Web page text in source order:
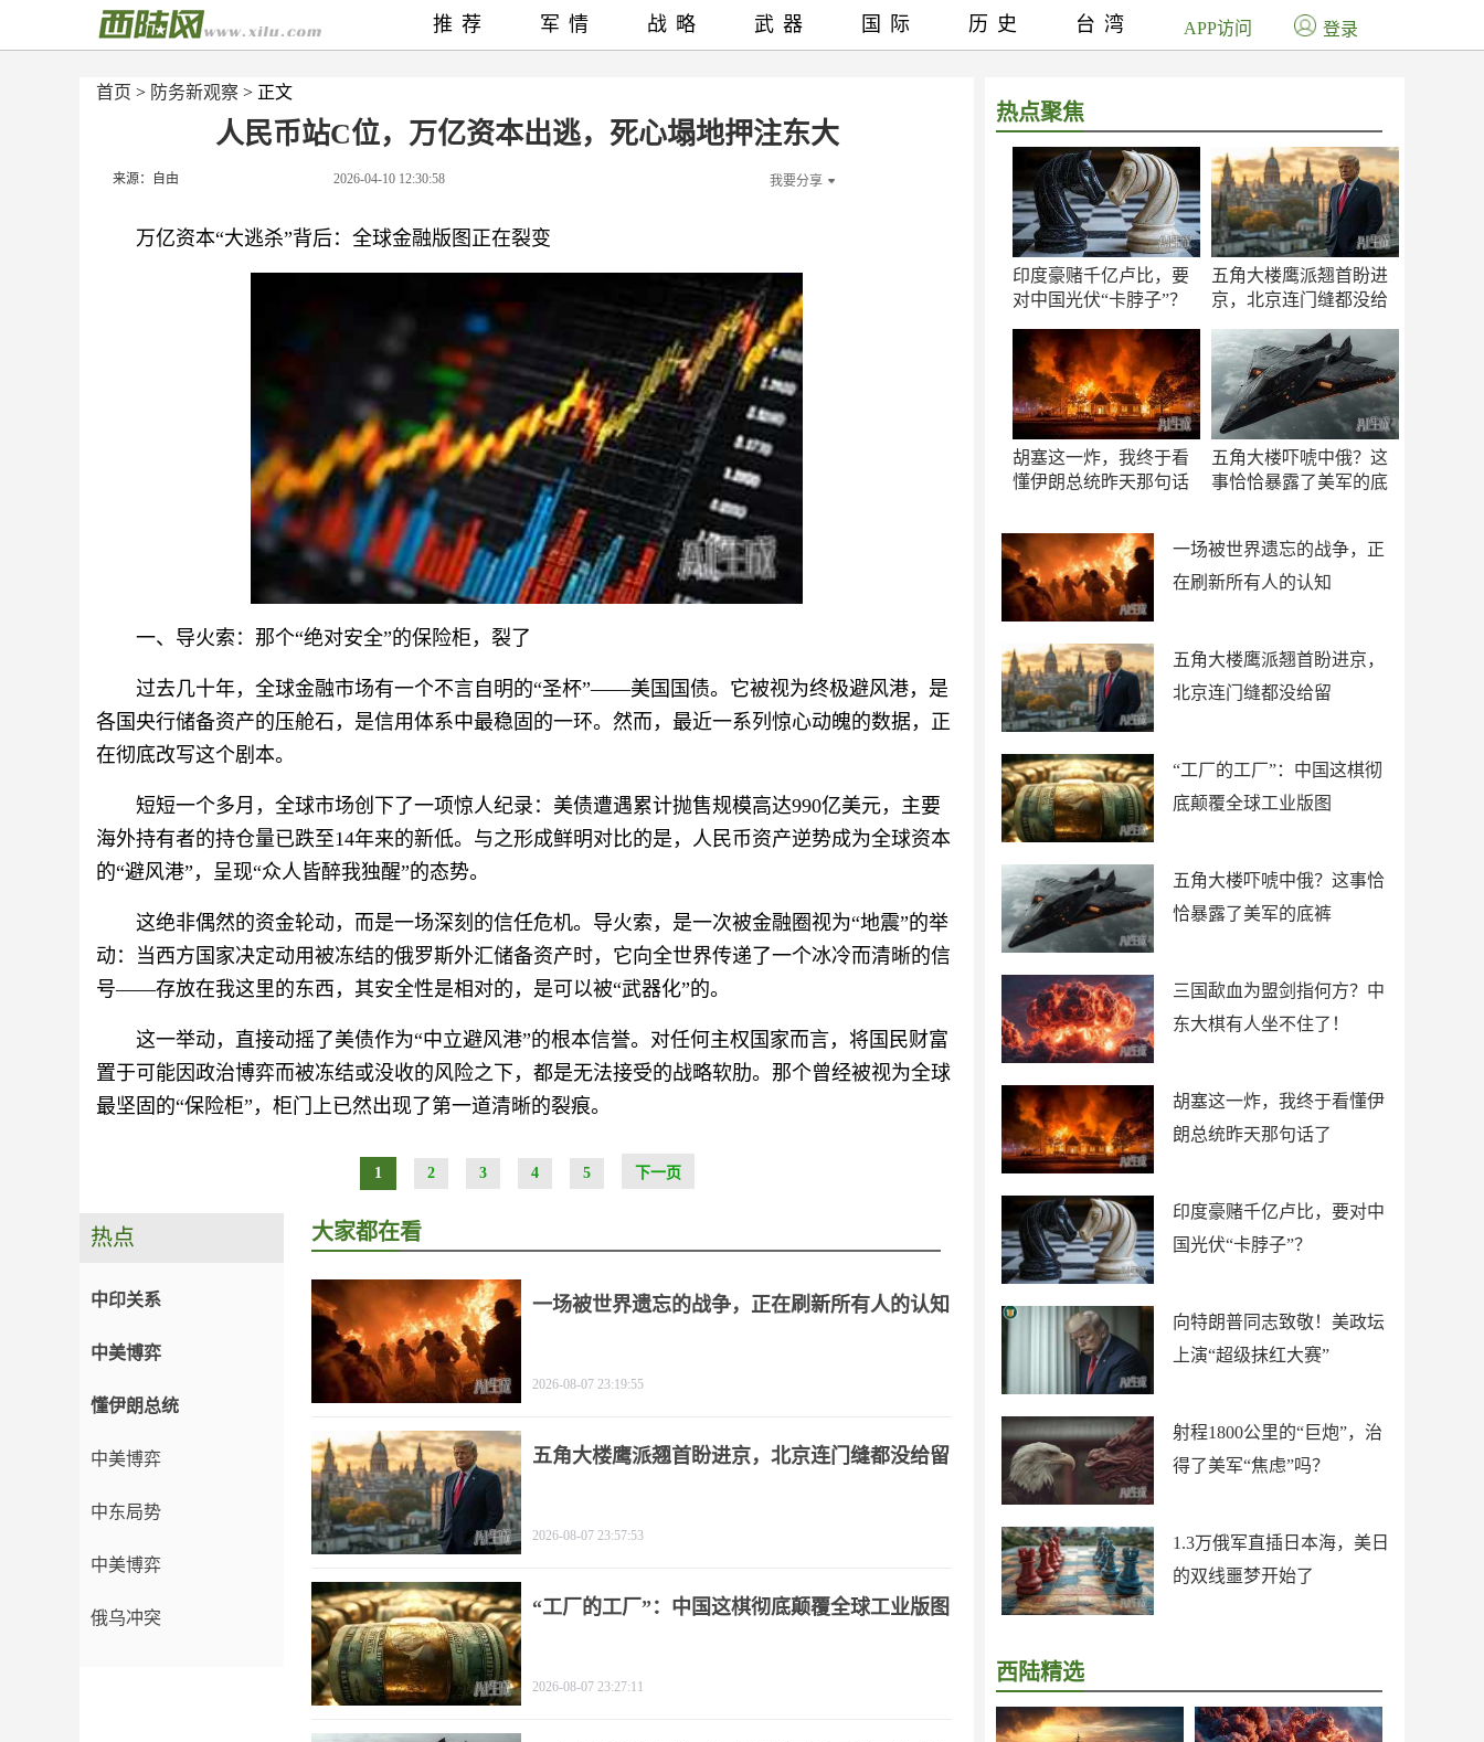
首页 > 防务新观察 > 正文
人民币站C位，万亿资本出逃，死心塌地押注东大
来源：自由 2026-04-10 12:30:58 我要分享
万亿资本“大逃杀”背后：全球金融版图正在裂变
一、导火索：那个“绝对安全”的保险柜，裂了
过去几十年，全球金融市场有一个不言自明的“圣杯”——美国国债。它被视为终极避风港，是
各国央行储备资产的压舱石，是信用体系中最稳固的一环。然而，最近一系列惊心动魄的数据，正
在彻底改写这个剧本。
短短一个多月，全球市场创下了一项惊人纪录：美债遭遇累计抛售规模高达990亿美元，主要
海外持有者的持仓量已跌至14年来的新低。与之形成鲜明对比的是，人民币资产逆势成为全球资本
的“避风港”，呈现“众人皆醉我独醒”的态势。
这绝非偶然的资金轮动，而是一场深刻的信任危机。导火索，是一次被金融圈视为“地震”的举
动：当西方国家决定动用被冻结的俄罗斯外汇储备资产时，它向全世界传递了一个冰冷而清晰的信
号——存放在我这里的东西，其安全性是相对的，是可以被“武器化”的。
这一举动，直接动摇了美债作为“中立避风港”的根本信誉。对任何主权国家而言，将国民财富
置于可能因政治博弈而被冻结或没收的风险之下，都是无法接受的战略软肋。那个曾经被视为全球
最坚固的“保险柜”，柜门上已然出现了第一道清晰的裂痕。
1 2 3 4 5 下一页
热点聚焦
印度豪赌千亿卢比，要
对中国光伏“卡脖子”？
五角大楼鹰派翘首盼进
京，北京连门缝都没给
胡塞这一炸，我终于看
懂伊朗总统昨天那句话
五角大楼吓唬中俄？这
事恰恰暴露了美军的底
一场被世界遗忘的战争，正
在刷新所有人的认知
五角大楼鹰派翘首盼进京，
北京连门缝都没给留
“工厂的工厂”：中国这棋彻
底颠覆全球工业版图
五角大楼吓唬中俄？这事恰
恰暴露了美军的底裤
三国歃血为盟剑指何方？中
东大棋有人坐不住了！
胡塞这一炸，我终于看懂伊
朗总统昨天那句话了
印度豪赌千亿卢比，要对中
国光伏“卡脖子”？
向特朗普同志致敬！美政坛
上演“超级抹红大赛”
射程1800公里的“巨炮”，治
得了美军“焦虑”吗？
1.3万俄军直插日本海，美日
的双线噩梦开始了
西陆精选
推荐 军情 战略 武器 国际 历史 台湾 APP访问 登录
热点
中印关系
中美博弈
懂伊朗总统
中美博弈
中东局势
中美博弈
俄乌冲突
大家都在看
一场被世界遗忘的战争，正在刷新所有人的认知
2026-08-07 23:19:55
五角大楼鹰派翘首盼进京，北京连门缝都没给留
2026-08-07 23:57:53
“工厂的工厂”：中国这棋彻底颠覆全球工业版图
2026-08-07 23:27:11